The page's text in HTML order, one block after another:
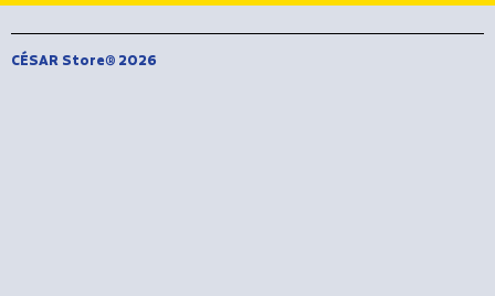
CÉSAR Store® 2026